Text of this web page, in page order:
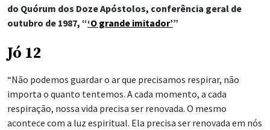
do Quórum dos Doze Apóstolos, conferência geral de
outubro de 1987, “‘O grande imitador’”
Jó 12
“Não podemos guardar o ar que precisamos respirar, não
importa o quanto tentemos. A cada momento, a cada
respiração, nossa vida precisa ser renovada. O mesmo
acontece com a luz espiritual. Ela precisa ser renovada em nós